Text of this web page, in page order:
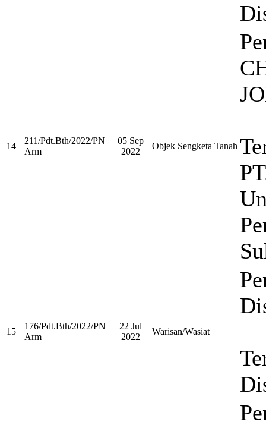
14
211/Pdt.Bth/2022/PN
Arm
05 Sep
2022
Objek Sengketa Tanah
15
176/Pdt.Bth/2022/PN
Arm
22 Jul
2022
Warisan/Wasiat